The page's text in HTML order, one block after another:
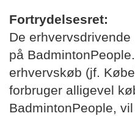
Fortrydelsesret:
De
på
erhvervskøb (jf.
forbruger alligevel
BadmintonPeople,